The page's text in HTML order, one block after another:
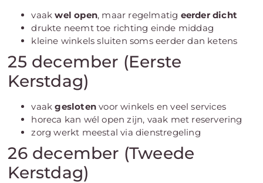
vaakwel open, maar regelmatig eerder dicht
drukte neemt toe richting einde middag
kleine winkels sluiten soms eerder dan ketens
25 december (Eerste
Kerstdag)
vaakgesloten voor winkels en veel services
horeca kan wél open zijn, vaak met reservering
zorg werkt meestal via dienstregeling
26 december (Tweede
Kerstdag)